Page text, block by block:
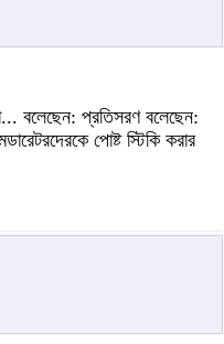
বলেছেন: প্রতিসরণ বলেছেন:
পোষ্ট স্টিকি করার